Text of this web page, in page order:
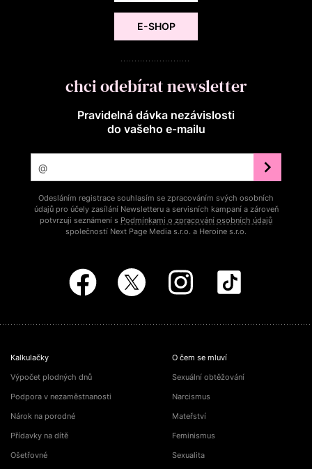
E-SHOP
chci odebírat newsletter
Pravidelná dávka nezávislosti
do vašeho e‑mailu
Odesláním registrace souhlasím se zpracováním svých osobních
údajů pro účely zasílání Newsletteru a servisních kampaní a zároveň
potvrzuji seznámení s Podmínkami o zpracování osobních údajů
společností Next Page Media s.r.o. a Heroine s.r.o.
Kalkulačky
Výpočet plodných dnů
Podpora v nezaměstnanosti
Nárok na porodné
Přídavky na dítě
Ošetřovné
O čem se mluví
Sexuální obtěžování
Narcismus
Mateřství
Feminismus
Sexualita